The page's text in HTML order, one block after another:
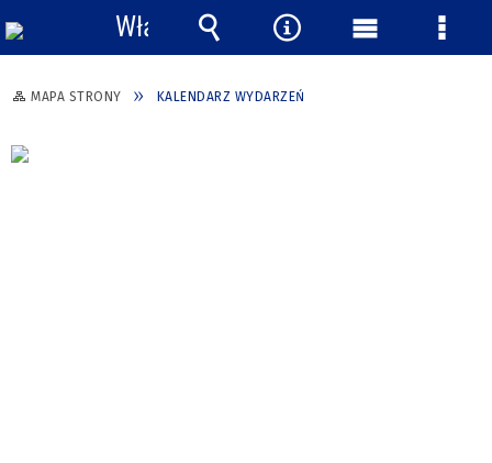
MAPA STRONY KALENDARZ WYDARZEŃ
Włącz
powiadomienia
Wyszukiwarka
Narzędzia
Menu Menu